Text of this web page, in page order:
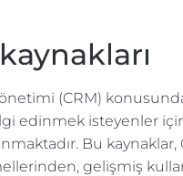
(CRM)
edinmek isteyenler
Bu kaynaklar,
gelişmiş